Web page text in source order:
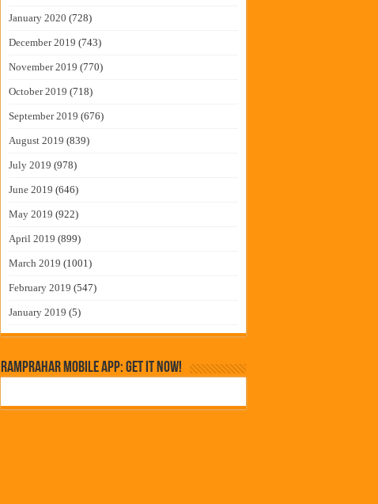
January 2020 (728)
December 2019 (743)
November 2019 (770)
October 2019 (718)
September 2019 (676)
August 2019 (839)
July 2019 (978)
June 2019 (646)
May 2019 (922)
April 2019 (899)
March 2019 (1001)
February 2019 (547)
January 2019 (5)
RamPrahar Mobile App: Get it Now!